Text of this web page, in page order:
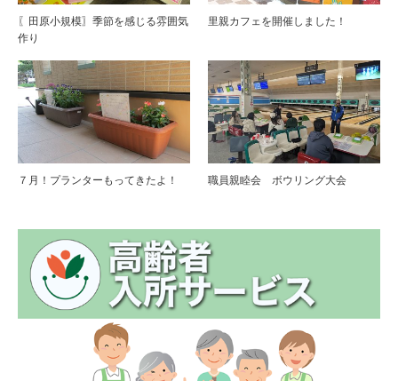
〖田原小規模〗季節を感じる雰囲気
作り
里親カフェを開催しました！
７月！プランターもってきたよ！ 職員親睦会 ボウリング大会